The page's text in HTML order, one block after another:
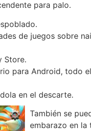
para palo.
de juegos sobre
Store.
para Android, todo
en el descarte.
También se
embarazo en la